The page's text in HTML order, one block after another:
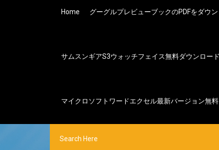
Home グーグルプレビューブックのPDFをダウ
サムスンギアs3ウォッチフェイス無料ダウンロー
マイクロソフトワードエクセル最新バージョン無